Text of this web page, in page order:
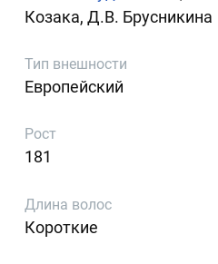
Козака, Д.В. Брусникина
Тип внешности
Европейский
Рост
181
Длина волос
Короткие